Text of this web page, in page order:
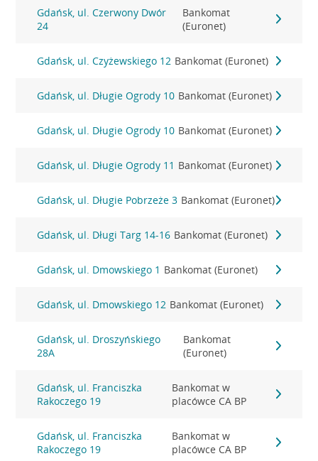
Gdańsk, ul. Czerwony Dwór
24
Bankomat
(Euronet)
Gdańsk, ul. Czyżewskiego 12 Bankomat (Euronet)
Gdańsk, ul. Długie Ogrody 10 Bankomat (Euronet)
Gdańsk, ul. Długie Ogrody 10 Bankomat (Euronet)
Gdańsk, ul. Długie Ogrody 11 Bankomat (Euronet)
Gdańsk, ul. Długie Pobrzeże 3 Bankomat (Euronet)
Gdańsk, ul. Długi Targ 14-16 Bankomat (Euronet)
Gdańsk, ul. Dmowskiego 1 Bankomat (Euronet)
Gdańsk, ul. Dmowskiego 12 Bankomat (Euronet)
Gdańsk, ul. Droszyńskiego
28A
Bankomat
(Euronet)
Gdańsk, ul. Franciszka
Rakoczego 19
Bankomat w
placówce CA BP
Gdańsk, ul. Franciszka
Rakoczego 19
Bankomat w
placówce CA BP